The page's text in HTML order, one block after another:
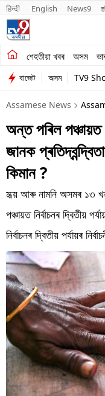
हिन्दी English News9
শেহতীয়া খবৰ অসম
শেহতীয়া খবৰ
অসম
ভাৰত
মনোৰঞ্জন
ব্যৱসায়
শিক্ষা
খেল
বিশ্ব
প্ৰযুক্তি
Videos
বাজেট অসম TV9
Assamese News
অন্ত পৰিল পঞ্চায়ত
জানক
কিমান ?
মধ্য় আৰু নামনি অসমৰ ১৩
পঞ্চায়ত নিৰ্বাচনৰ দ্বিতীয়
নিৰ্বাচনৰ দ্বিতীয় পৰ্যায়ৰ